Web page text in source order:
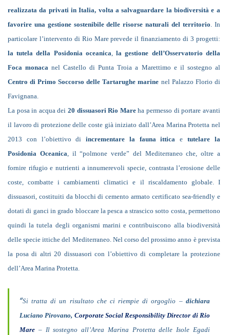
realizzata da privati in Italia, volta a salvaguardare la biodiversità e a
favorire una gestione sostenibile delle risorse naturali del territorio. In
particolare l’intervento di Rio Mare prevede il finanziamento di 3 progetti:
la tutela della Posidonia oceanica,la gestione dell’Osservatorio della
Foca monaca nel Castello di Punta Troia a Marettimo e il sostegno al
Centro di Primo Soccorso delle Tartarughe marine nel Palazzo Florio di
Favignana.
La posa in acqua dei20 dissuasori Rio Mareha permesso di portare avanti
il lavoro di protezione delle coste già iniziato dall’Area Marina Protetta nel
2013 con l’obiettivo diincrementare la fauna itticaetutelare la
Posidonia Oceanica, il “polmone verde” del Mediterraneo che, oltre a
fornire rifugio e nutrienti a innumerevoli specie, contrasta l’erosione delle
coste, combatte i cambiamenti climatici e il riscaldamento globale. I
dissuasori, costituiti da blocchi di cemento armato certificato sea-friendly e
dotati di ganci in grado bloccare la pesca a strascico sotto costa, permettono
quindi la tutela degli organismi marini e contribuiscono alla biodiversità
delle specie ittiche del Mediterraneo. Nel corso del prossimo anno è prevista
la posa di altri 20 dissuasori con l’obiettivo di completare la protezione
dell’Area Marina Protetta.
“Si tratta di un risultato che ci riempie di orgoglio – dichiara
Luciano Pirovano, Corporate Social Responsibility Director di Rio
Mare – Il sostegno all’Area Marina Protetta delle Isole Egadi